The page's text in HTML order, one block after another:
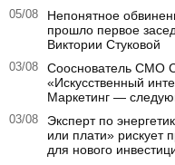
05/08
Непонятное
прошло первое
Виктории Стуковой
03/08
Сооснователь CMO
«Искусственный
Маркетинг —
03/08
Эксперт по
или плати» рискует
для нового